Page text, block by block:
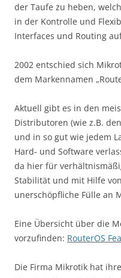
der Taufe zu heben,
in der Kontrolle und
Interfaces und Routing
2002 entschied sich
dem Markennamen
Aktuell gibt es in den
Distributoren (wie z.B.
und in so gut wie jedem
Hard- und Software
da hier für
Stabilität und mit Hilfe
unerschöpfliche Fülle an
Eine Übersicht über die
vorzufinden: RouterOS
Die Firma Mikrotik hat